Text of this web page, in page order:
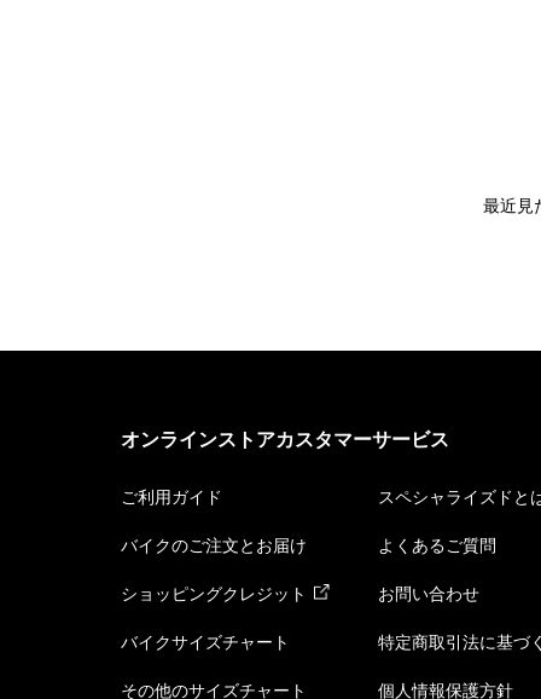
最近見
オンラインストアカスタマーサービス
ご利用ガイド
バイクのご注文とお届け
ショッピングクレジット
バイクサイズチャート
その他のサイズチャート
スペシャライズドと
よくあるご質問
お問い合わせ
特定商取引法に基づ
個人情報保護方針